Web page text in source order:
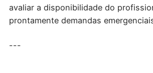
avaliar a disponibilidade do
prontamente demandas
---